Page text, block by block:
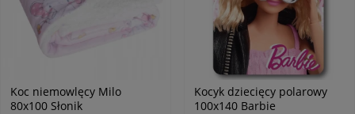
Koc niemowlęcy Milo
80x100 Słonik
Kocyk dziecięcy polarowy
100x140 Barbie